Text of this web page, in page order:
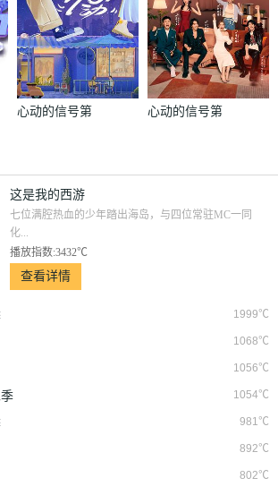
心动的信号第
心动的信号第
这是我的西游
七位满腔热血的少年踏出海岛，与四位常驻MC一同
化...
播放指数:3432℃
查看详情
1999℃
1068℃
1056℃
1054℃
981℃
892℃
802℃